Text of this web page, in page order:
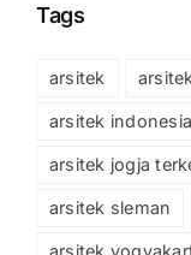
Tags
arsitek
arsitek indonesia
arsitek jogja
arsitek sleman
arsitek